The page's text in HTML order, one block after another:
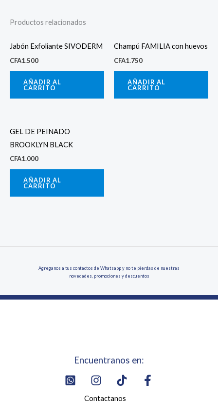
Productos relacionados
Jabón Exfoliante SIVODERM
CFA1.500
AÑADIR AL
CARRITO
Champú FAMILIA con huevos
CFA1.750
AÑADIR AL
CARRITO
GEL DE PEINADO
BROOKLYN BLACK
CFA1.000
AÑADIR AL
CARRITO
Agreganos a tus contactos de Whatsapp y no te pierdas de nuestras
novedades, promociones y descuentos
Encuentranos en:
Contactanos